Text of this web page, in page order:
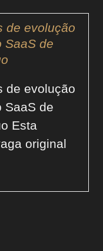
de evolução
SaaS de
de evolução
SaaS de
Esta
original